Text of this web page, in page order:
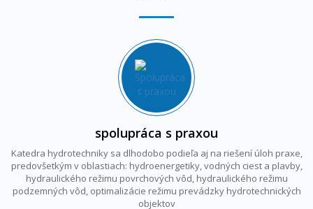
spolupráca s praxou
Katedra hydrotechniky sa dlhodobo podieľa aj na riešení úloh praxe,
predovšetkým v oblastiach: hydroenergetiky, vodných ciest a plavby,
hydraulického režimu povrchových vôd, hydraulického režimu
podzemných vôd, optimalizácie režimu prevádzky hydrotechnických
objektov